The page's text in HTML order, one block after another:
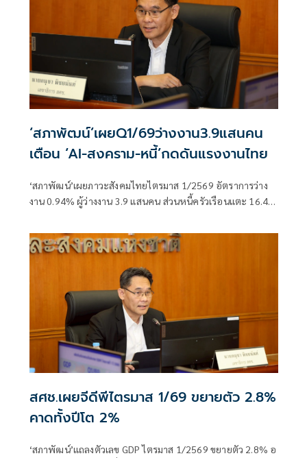
‘สภาพัฒน์’เผยQ1/69ว่างงาน3.9แสนคน
เตือน ‘AI-สงคราม-หนี้’กดดันแรงงานไทย
‘สภาพัฒน์’เผยภาวะสังคมไทยไตรมาส 1/2569 อัตราการว่าง
งาน 0.94% ผู้ว่างงาน 3.9 แสนคน ส่วนหนี้ครัวเรือนแตะ 16.44
เงินเฟ้อ-AI’ มั่นใจ’ไทยช่วยไทย‘ช่วยบรรเทาภาระค่าใช้จ่าย
ประชาชนได้
สศช.เผยจีดีพีไตรมาส 1/69 ขยายตัว 2.8%
คาดทั้งปีโต 2%
‘สภาพัฒน์’แถลงตัวเลข GDP ไตรมาส 1/2569 ขยายตัว 2.8% อ